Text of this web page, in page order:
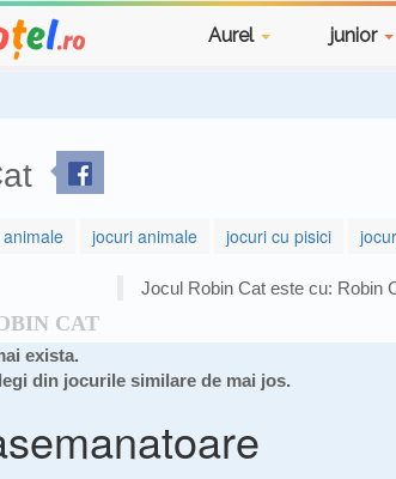
Aurel junior
jocuri animale jocuri cu pisici
CAT
Jocul Robin Cat este cu: Robin
exista.
din jocurile similare de mai jos.